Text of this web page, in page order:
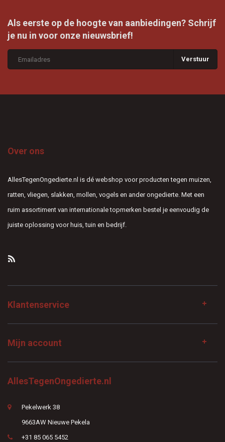
Als eerste op de hoogte van aanbiedingen? Schrijf
je nu in voor onze nieuwsbrief!
Verstuur
Over ons
AllesTegenOngedierte.nl is dé webshop voor producten tegen muizen,
ratten, vliegen, slakken, mollen, vogels en ander ongedierte. Met een
ruim assortiment van internationale topmerken bestel je eenvoudig de
juiste oplossing voor huis, tuin en bedrijf.
Klantenservice
Mijn account
AllesTegenOngedierte.nl
Pekelwerk 38
9663AW Nieuwe Pekela
+31 85 065 5452